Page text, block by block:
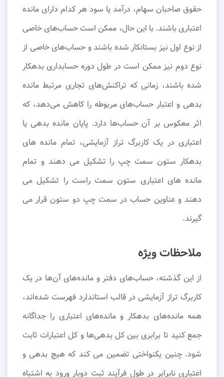
حقوق صاحبان سهام، درآمد یا سود هر کدام دارای مانده
اعتباری باشند. با این حال، ممکن است حساب‌های خاصی
از نوع اول نیز بستانکار شده باشند و حساب‌های خاصی از
نوع دوم نیز ممکن است در طول دوره حسابداری بدهکار
شده باشند، زمانی که تراکنش‌های تجاری مرتبط مانده
بدهی و اعتبار حساب‌های مربوطه را کاهش می‌دهد، که
اثر معکوس بر آن حساب‌ها دارد. پایان مانده بدهی یا
اعتباری در یک کاربرگ تراز آزمایشی، تمام مانده های
بدهکار ستون سمت چپ را تشکیل می دهند و تمام
مانده های اعتباری ستون سمت راست را تشکیل می
دهند و عناوین حساب در سمت چپ دو ستون قرار می
گیرند.
ملاحظات ویژه
از این گذشته، حساب‌های دفتر و مانده‌های آن‌ها در یک
کاربرگ تراز آزمایشی در قالب استاندارد فهرست شده‌اند،
همه مانده‌های بدهکار و مانده‌های اعتباری را جداگانه
جمع کنید تا برابری بین کل بدهی‌ها و کل اعتبارات ثابت
شود. چنین یکنواختی تضمین می کند که هیچ بدهی و
اعتباری نابرابر در طول فرآیند ثبت دوبار ورود به اشتباه